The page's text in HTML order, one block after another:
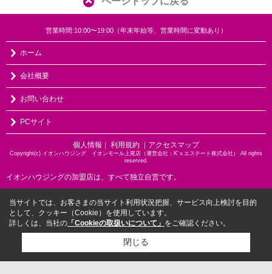
営業時間:10:00〜19:00（年末年始等、営業時間に変動あり）
ホーム
会社概要
お問い合わせ
PCサイト
個人情報 ｜ 利用規約 ｜ アクセスマップ
Copyright(c) イオンハウジング イオンモール上尾店（運営会社：K‘ｓエステート株式会社） All rights
reserved.
イオンハウジングの加盟店は、すべて独立自営です。
当サイトでは、お客さまの当サイト利用状況把握、サービス向上検討を目的
として、クッキー（Cookie）を使用しています。
詳しくは、当社の 「Cookieの取扱いについて」 をご確認ください。
閉じる